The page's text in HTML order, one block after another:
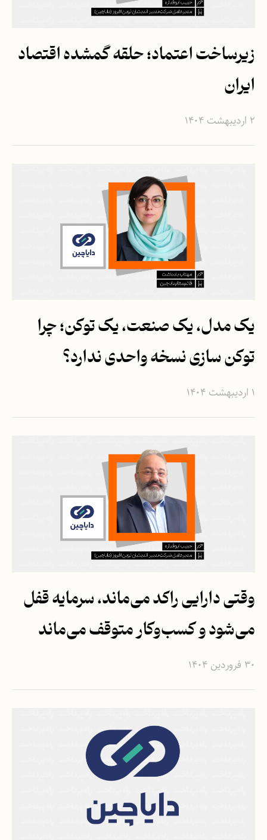
زیرساخت اعتماد؛ حلقه گمشده‌ اقتصاد
ایران
۲ اردیبهشت ۱۴۰۴
یک مدل، یک صنعت، یک توکن؛ چرا
توکن سازی نسخه‌ واحدی ندارد؟
۱ اردیبهشت ۱۴۰۴
وقتی دارایی راکد می‌ماند، سرمایه قفل
می‌شود و کسب‌وکار متوقف می‌ماند
۳۰ فروردین ۱۴۰۴